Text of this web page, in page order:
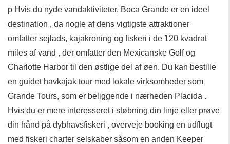
p Hvis du nyde vandaktiviteter, Boca Grande er en ideel
destination , da nogle af dens vigtigste attraktioner
omfatter sejlads, kajakroning og fiskeri i de 120 kvadrat
miles af vand , der omfatter den Mexicanske Golf og
Charlotte Harbor til den østlige del af øen. Du kan bestille
en guidet havkajak tour med lokale virksomheder som
Grande Tours, som er beliggende i nærheden Placida .
Hvis du er mere interesseret i støbning din linje eller prøve
din hånd på dybhavsfiskeri , overveje booking en udflugt
med fiskeri charter selskaber såsom en anden Keeper